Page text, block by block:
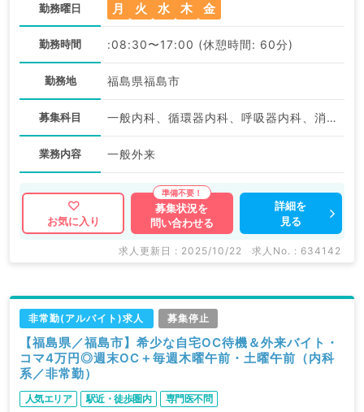
勤務曜日 月 火 水 木 金
勤務時間 :08:30〜17:00 (休憩時間: 60分)
勤務地 福島県福島市
募集科目 一般内科、循環器内科、呼吸器内科、消化器内科、内分泌・代謝内科
業務内容 一般外来
お気に入り
募集状況を
問い合わせる
詳細を
見る
求人更新日 : 2025/10/22 求人No. : 634142
非常勤(アルバイト)求人 募集停止
【福島県／福島市】希少な自宅OC待機＆外来バイト・
コマ4万円◎週末OC＋毎週木曜午前・土曜午前（内科
系／非常勤）
人気エリア 駅近・徒歩圏内 専門医不問